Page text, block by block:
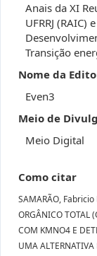
Anais da XI
UFRRJ
Transição
Nome da
Even3
Meio de
Meio Digital
Como citar
SAMARÃO,
ORGÂNICO TOTAL
COM KMNO4 E
UMA ALTERNATIVA